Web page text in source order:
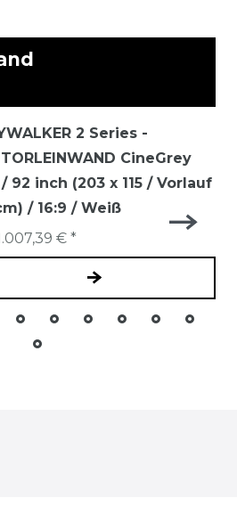
2 Series -
CineGrey
92 inch (203 x 115 / Vorlauf
/ 16:9 / Weiß
€ *